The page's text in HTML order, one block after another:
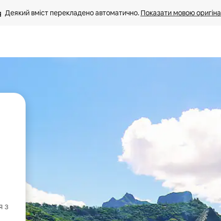
Деякий вміст перекладено автоматично. Показати мовою
з